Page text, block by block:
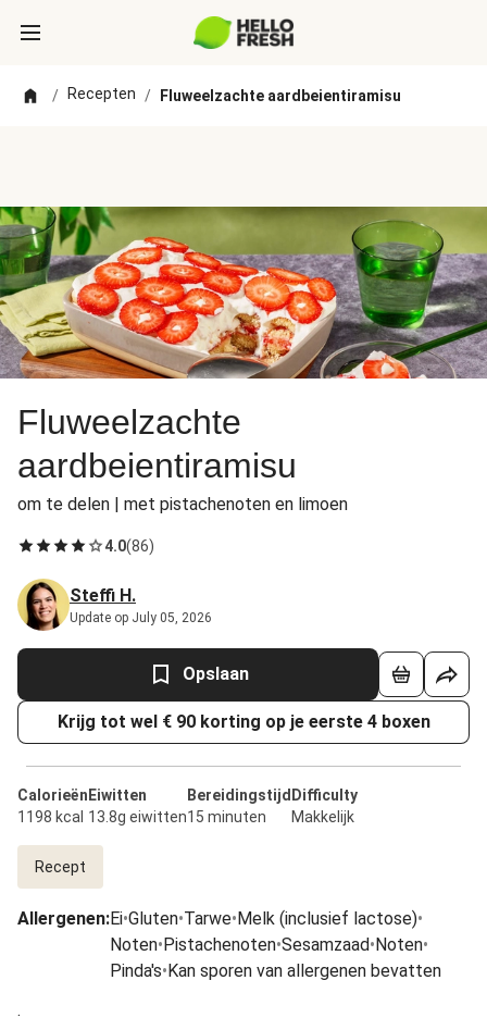
/ Recepten / Fluweelzachte aardbeientiramisu
Fluweelzachte
aardbeientiramisu
om te delen | met pistachenoten en limoen
4.0(86)
Steffi H.
Update op July 05, 2026
Opslaan
Krijg tot wel € 90 korting op je eerste 4 boxen
Calorieën
1198 kcal
Eiwitten
13.8g eiwitten
Bereidingstijd
15 minuten
Difficulty
Makkelijk
Recept
Allergenen:Ei•Gluten•Tarwe•Melk (inclusief lactose)•
Noten•Pistachenoten•Sesamzaad•Noten•
Pinda's•Kan sporen van allergenen bevatten
.